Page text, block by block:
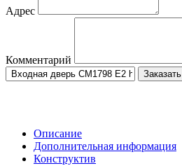
Адрес
Комментарий
Заказать
Описание
Дополнительная информация
Конструктив